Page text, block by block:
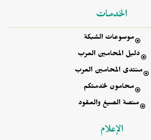
الخدمات
موسوعات الشبكة
دليل المحامين العرب
منتدى المحامين العرب
محامون لخدمتكم
منصة الصيغ والعقود
الإعلام